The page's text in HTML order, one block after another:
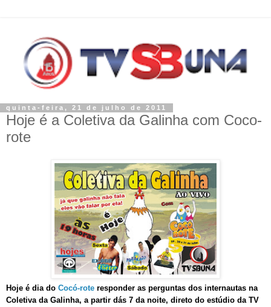
quinta-feira, 21 de julho de 2011
Hoje é a Coletiva da Galinha com Coco-
rote
Hoje é dia do Cocó-rote responder as perguntas dos internautas na
Coletiva da Galinha, a partir dás 7 da noite, direto do estúdio da TV